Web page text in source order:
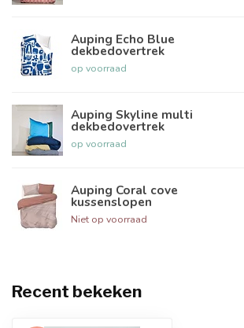
Auping Echo Blue
dekbedovertrek
op voorraad
Auping Skyline multi
dekbedovertrek
op voorraad
Auping Coral cove
kussenslopen
Niet op voorraad
Recent bekeken